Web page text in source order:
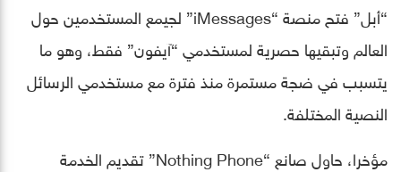
“أبل” فتح منصة “iMessages” لجيمع المستخدمين حول
العالم وتبقيها حصرية لمستخدمي “آيفون” فقط، وهو ما
يتسبب في ضجة مستمرة منذ فترة مع مستخدمي الرسائل
النصية المختلفة.
مؤخرا، حاول صانع “Nothing Phone” تقديم الخدمة